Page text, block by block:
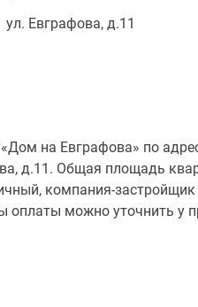
ул. Евграфова, д.11
на Евграфова» по
д.11. Общая площадь
компания-
оплаты можно уточнить у